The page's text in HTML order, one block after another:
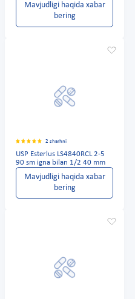
Mavjudligi haqida xabar
bering
2 sharhni
USP Esterlus LS4840RCL 2-5
90 sm igna bilan 1/2 40 mm
Mavjudligi haqida xabar
bering